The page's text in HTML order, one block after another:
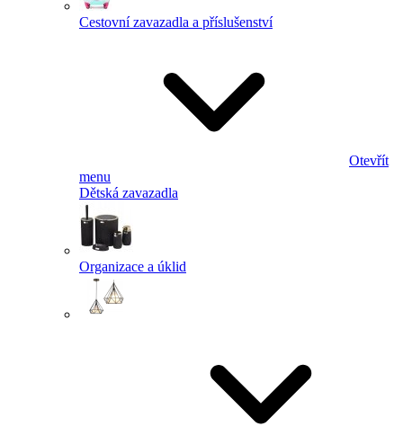
Cestovní zavazadla a příslušenství
Otevřít
menu
Dětská zavazadla
Organizace a úklid